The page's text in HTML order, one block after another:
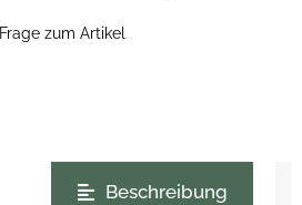
Frage zum Artikel
Beschreibung